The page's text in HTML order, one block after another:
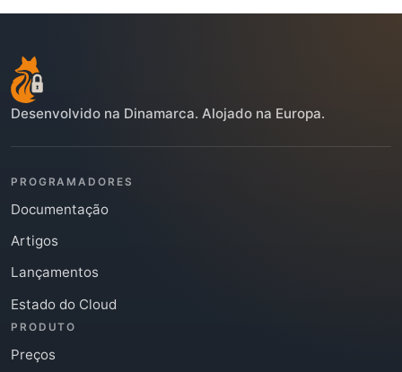
Desenvolvido na Dinamarca. Alojado na Europa.
PROGRAMADORES
Documentação
Artigos
Lançamentos
Estado do Cloud
PRODUTO
Preços